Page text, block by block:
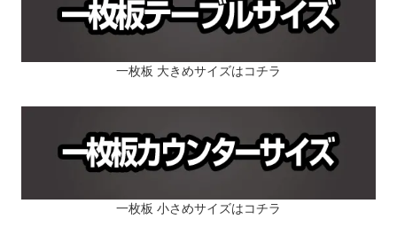
一枚板 大きめサイズはコチラ
一枚板 小さめサイズはコチラ